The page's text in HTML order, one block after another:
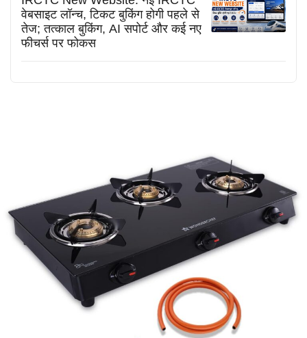
वेबसाइट लॉन्च, टिकट बुकिंग होगी पहले से
तेज; तत्काल बुकिंग, AI सपोर्ट और कई नए
फीचर्स पर फोकस